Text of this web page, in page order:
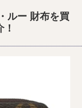
ルー 財布を買